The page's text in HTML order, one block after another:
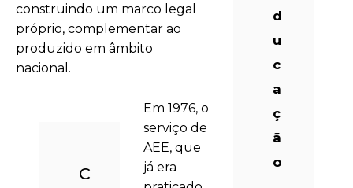
d
u
c
a
ç
ã
o
construindo um marco legal
próprio, complementar ao
produzido em âmbito
nacional.
C
Em 1976, o
serviço de
AEE, que
já era